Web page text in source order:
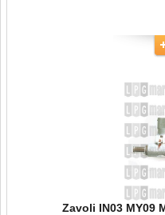
Zavoli IN03 MY09